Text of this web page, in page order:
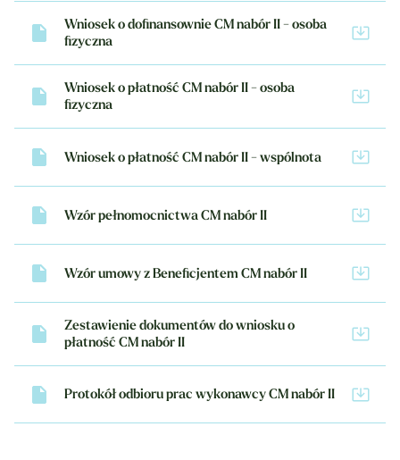
Wniosek o dofinansownie CM nabór II - osoba
fizyczna
Wniosek o płatność CM nabór II - osoba
fizyczna
Wniosek o płatność CM nabór II - wspólnota
Wzór pełnomocnictwa CM nabór II
Wzór umowy z Beneficjentem CM nabór II
Zestawienie dokumentów do wniosku o
płatność CM nabór II
Protokół odbioru prac wykonawcy CM nabór II